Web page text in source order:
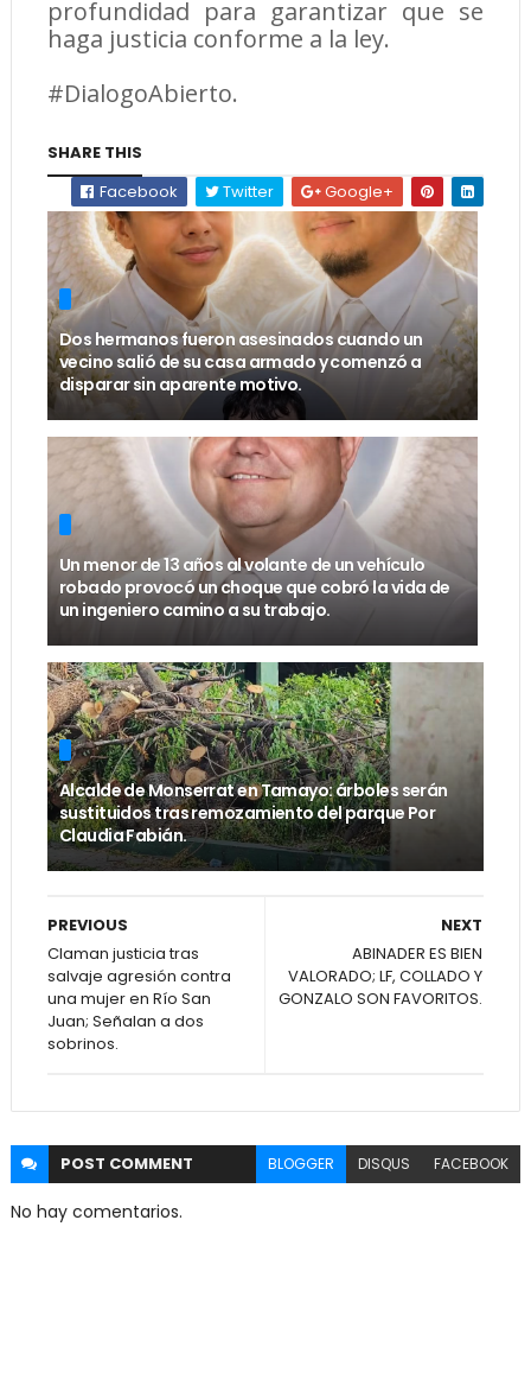
profundidad para garantizar que se
haga justicia conforme a la ley.
#DialogoAbierto.
SHARE THIS
Facebook
Twitter Google+
Dos hermanos fueron asesinados cuando un
vecino salió de su casa armado y comenzó a
disparar sin aparente motivo.
Un menor de 13 años al volante de un vehículo
robado provocó un choque que cobró la vida de
un ingeniero camino a su trabajo.
Alcalde de Monserrat en Tamayo: árboles serán
sustituidos tras remozamiento del parque Por
Claudia Fabián.
NEXT
ABINADER ES BIEN
VALORADO; LF, COLLADO Y
GONZALO SON FAVORITOS.
PREVIOUS
Claman justicia tras
salvaje agresión contra
una mujer en Río San
Juan; Señalan a dos
sobrinos.
POST COMMENT BLOGGER DISQUS FACEBOOK
No hay comentarios.